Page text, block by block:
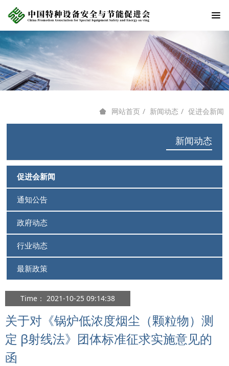
新闻动态
促进会新闻
通知公告
政府动态
行业动态
最新政策
网站首页 新闻动态 促进会新闻
Time： 2021-10-25 09:14:38
关于对《锅炉低浓度烟尘（颗粒物）测
定 β射线法》团体标准征求实施意见的
函